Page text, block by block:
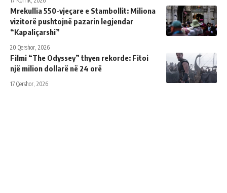
Mrekullia 550-vjeçare e Stambollit: Miliona
vizitorë pushtojnë pazarin legjendar
“Kapaliçarshi”
20 Qershor, 2026
Filmi “The Odyssey” thyen rekorde: Fitoi
një milion dollarë në 24 orë
17 Qershor, 2026